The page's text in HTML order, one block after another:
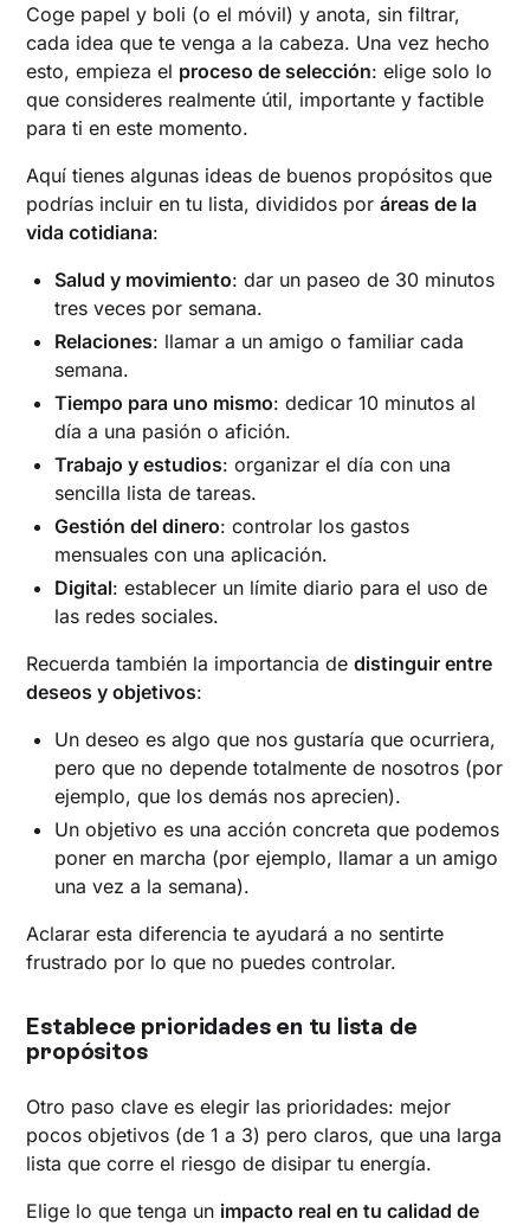
Coge papel y boli (o el móvil) y anota, sin filtrar,
cada idea que te venga a la cabeza. Una vez hecho
esto, empieza el proceso de selección: elige solo lo
que consideres realmente útil, importante y factible
para ti en este momento.
Aquí tienes algunas ideas de buenos propósitos que
podrías incluir en tu lista, divididos poráreas de la
vida cotidiana:
Salud y movimiento: dar un paseo de 30 minutos
tres veces por semana.
Relaciones: llamar a un amigo o familiar cada
semana.
Tiempo para uno mismo: dedicar 10 minutos al
día a una pasión o afición.
Trabajo y estudios: organizar el día con una
sencilla lista de tareas.
Gestión del dinero: controlar los gastos
mensuales con una aplicación.
Digital: establecer un límite diario para el uso de
las redes sociales.
Recuerda también la importancia dedistinguir entre
deseos y objetivos:
Un deseo es algo que nos gustaría que ocurriera,
pero que no depende totalmente de nosotros (por
ejemplo, que los demás nos aprecien).
Un objetivo es una acción concreta que podemos
poner en marcha (por ejemplo, llamar a un amigo
una vez a la semana).
Aclarar esta diferencia te ayudará a no sentirte
frustrado por lo que no puedes controlar.
Establece prioridades en tu lista de
propósitos
Otro paso clave es elegir las prioridades: mejor
pocos objetivos (de 1 a 3) pero claros, que una larga
lista que corre el riesgo de disipar tu energía.
Elige lo que tenga un impacto real en tu calidad de